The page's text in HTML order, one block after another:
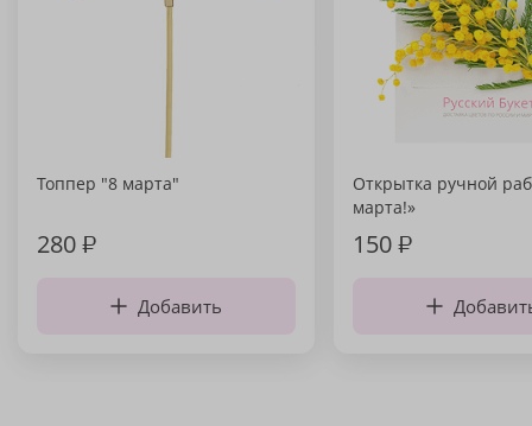
Топпер "8 марта"
280₽
Добавить
Открытка ручной
марта!»
150₽